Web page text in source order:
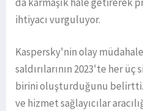
ihtiyacı vurguluyor.
Kaspersky'nin olay
saldırılarının 2023'te her
birini oluşturduğunu
ve hizmet sağlayıcılar